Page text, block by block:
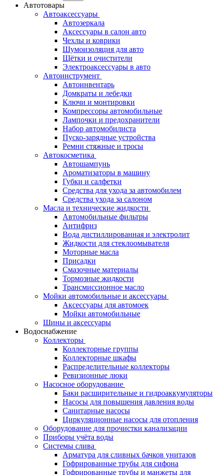
Автотовары
Автоаксессуары
Автозеркала
Аксессуары в салон авто
Чехлы и коврики
Шумоизоляция для авто
Щётки и очистители
Электроаксессуары в авто
Автоинструмент
Автоинвентарь
Домкраты и лебедки
Ключи и монтировки
Компрессоры автомобильные
Лампочки и предохранители
Набор автомобилиста
Пуско-зарядные устройства
Ремни стяжные и тросы
Автокосметика
Автошампунь
Ароматизаторы в машину
Губки и салфетки
Средства для ухода за автомобилем
Средства ухода за салоном
Масла и технические жидкости
Автомобильные фильтры
Антифриз
Вода дистиллированная и электролит
Жидкости для стеклоомывателя
Моторные масла
Присадки
Смазочные материалы
Тормозные жидкости
Трансмиссионное масло
Мойки автомобильные и аксессуары
Аксессуары для автомоек
Мойки автомобильные
Шины и аксессуары
Водоснабжение
Коллекторы
Коллекторные группы
Коллекторные шкафы
Распределительные коллекторы
Ревизионные люки
Насосное оборудование
Баки расширительные и гидроаккумуляторы
Насосы для повышения давления воды
Санитарные насосы
Циркуляционные насосы для отопления
Оборудование для прочистки канализации
Приборы учёта воды
Системы слива
Арматура для сливных бачков унитазов
Гофрированные трубы для сифона
Гофрированные трубы и манжеты для